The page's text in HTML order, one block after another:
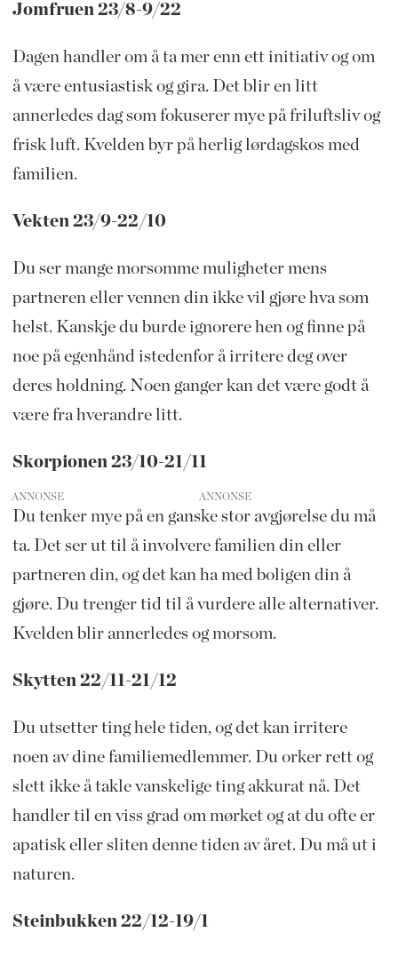
Jomfruen 23/8-9/22
Dagen handler om å ta mer enn ett initiativ og om
å være entusiastisk og gira. Det blir en litt
annerledes dag som fokuserer mye på friluftsliv og
frisk luft. Kvelden byr på herlig lørdagskos med
familien.
Vekten 23/9-22/10
Du ser mange morsomme muligheter mens
partneren eller vennen din ikke vil gjøre hva som
helst. Kanskje du burde ignorere hen og finne på
noe på egenhånd istedenfor å irritere deg over
deres holdning. Noen ganger kan det være godt å
være fra hverandre litt.
Skorpionen 23/10-21/11
ANNONSE
Du tenker mye på en ganske stor avgjørelse du må
ta. Det ser ut til å involvere familien din eller
partneren din, og det kan ha med boligen din å
gjøre. Du trenger tid til å vurdere alle alternativer.
Kvelden blir annerledes og morsom.
Skytten 22/11-21/12
Du utsetter ting hele tiden, og det kan irritere
noen av dine familiemedlemmer. Du orker rett og
slett ikke å takle vanskelige ting akkurat nå. Det
handler til en viss grad om mørket og at du ofte er
apatisk eller sliten denne tiden av året. Du må ut i
naturen.
Steinbukken 22/12-19/1